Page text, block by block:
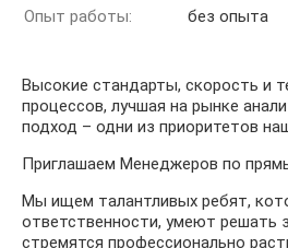
Опыт работы:
без опыта
Высокие стандарты, скорость и
процессов, лучшая на рынке
подход – одни из приоритетов
Приглашаем Менеджеров по
Мы ищем талантливых ребят,
ответственности, умеют решать
стремятся профессионально